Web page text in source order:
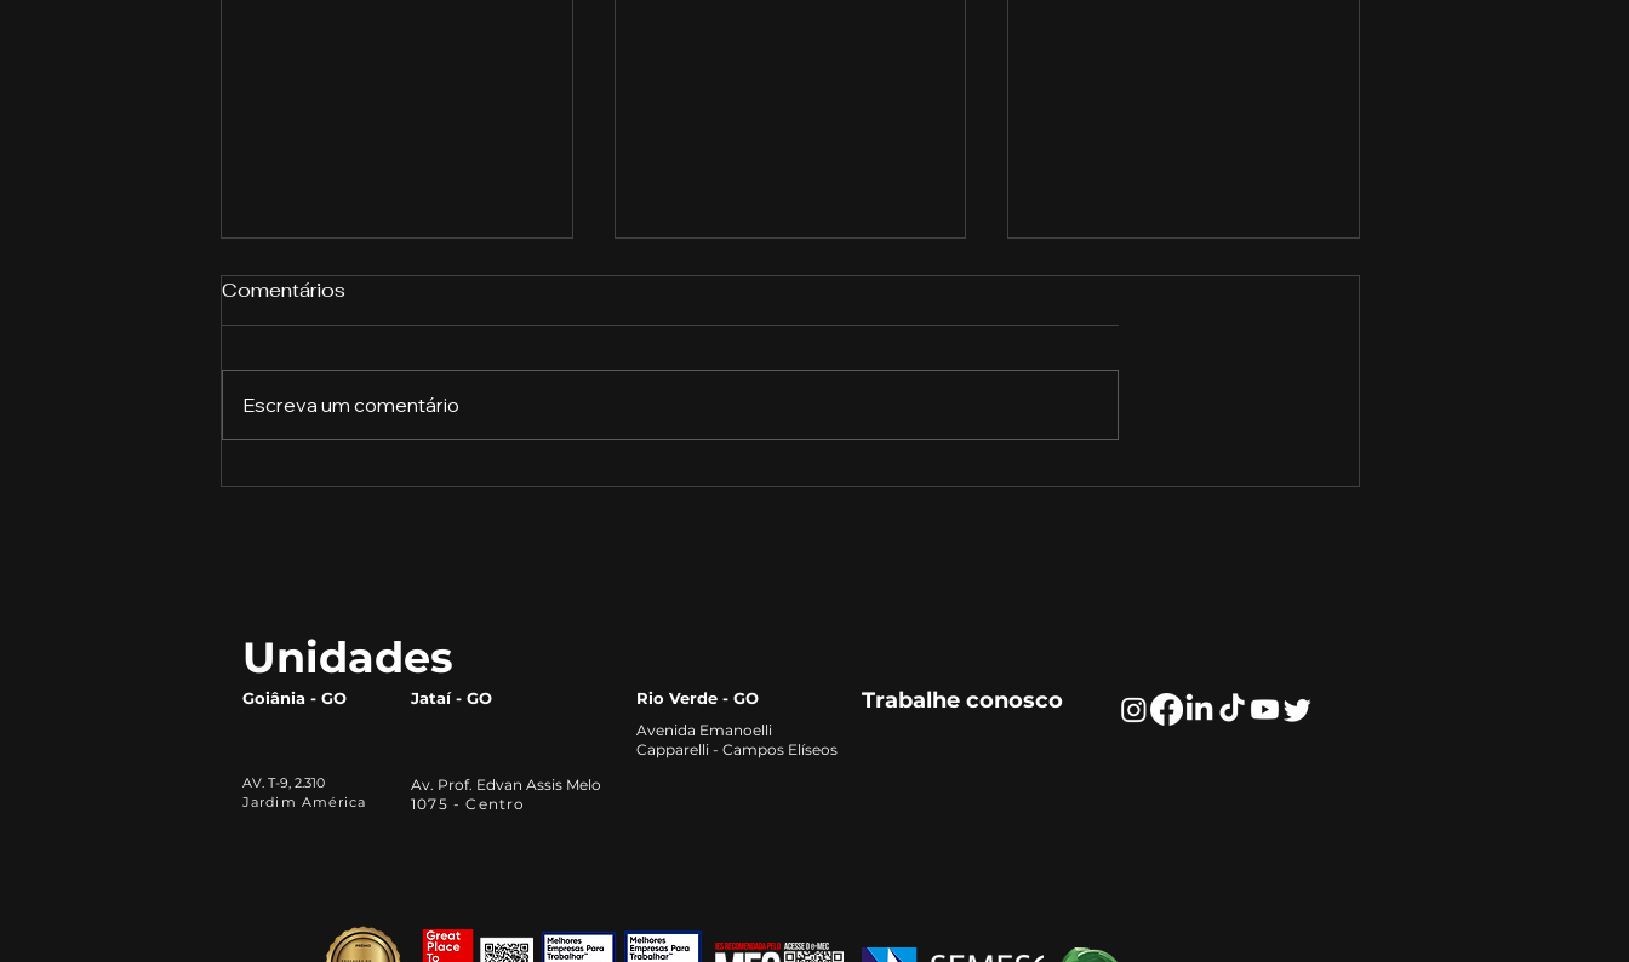
Comentários
Escreva um comentário
Unidades
Goiânia - GO Jataí - GO
AV. T-9, 2.310
Jardim América
Av. Prof. Edvan Assis Melo
1075 - Centro
Trabalhe conosco
Rio Verde - GO
Avenida Emanoelli
Capparelli - Campos Elíseos